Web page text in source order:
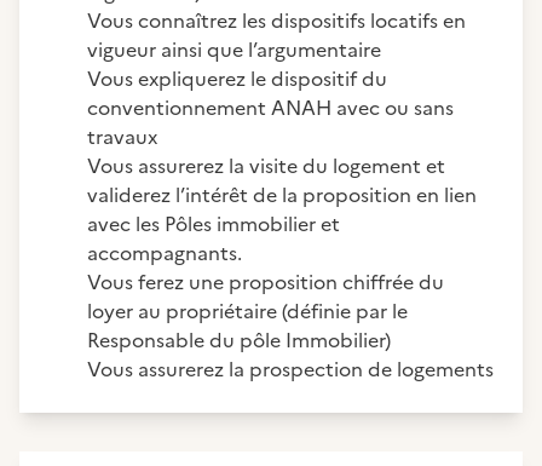
Vous connaîtrez les dispositifs locatifs en
vigueur ainsi que l’argumentaire​
Vous expliquerez le dispositif du
conventionnement ANAH avec ou sans
travaux
Vous assurerez la visite du logement et
validerez l’intérêt de la proposition en lien
avec les Pôles immobilier et
accompagnants.​
Vous ferez une proposition chiffrée du
loyer au propriétaire​ (définie par le
Responsable du pôle Immobilier)
Vous assurerez la prospection de logements